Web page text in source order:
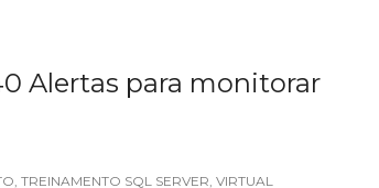
Alertas para monitorar
, TREINAMENTO SQL SERVER, VIRTUAL